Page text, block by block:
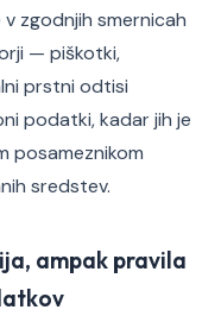
v zgodnjih smernicah
— piškotki,
prstni odtisi
podatki, kadar jih je
posameznikom
sredstev.
ampak pravila